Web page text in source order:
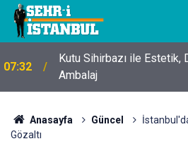
07:32
Kutu Sihirbazı ile Estetik,
Ambalaj
Anasayfa Güncel
Gözaltı